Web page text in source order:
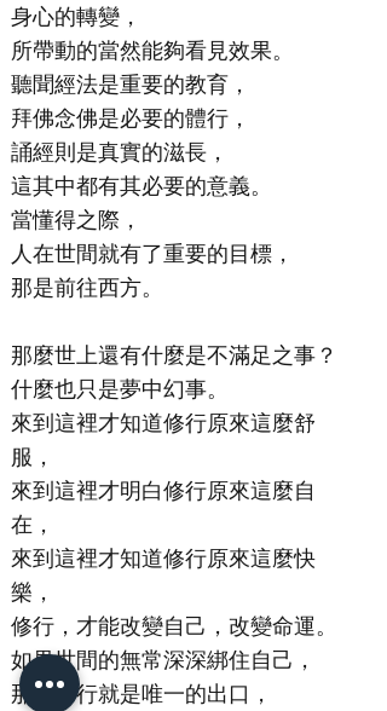
身心的轉變，
所帶動的當然能夠看見效果。
聽聞經法是重要的教育，
拜佛念佛是必要的體行，
誦經則是真實的滋長，
這其中都有其必要的意義。
當懂得之際，
人在世間就有了重要的目標，
那是前往西方。
那麼世上還有什麼是不滿足之事？
什麼也只是夢中幻事。
來到這裡才知道修行原來這麼舒
服，
來到這裡才明白修行原來這麼自
在，
來到這裡才知道修行原來這麼快
樂，
修行，才能改變自己，改變命運。
如果世間的無常深深綁住自己，
那麼修行就是唯一的出口，